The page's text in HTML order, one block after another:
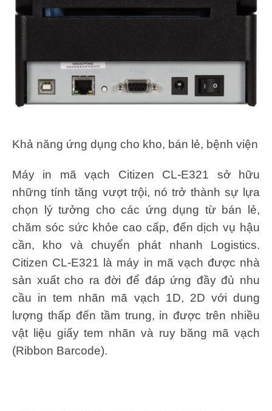
Khả năng ứng dụng cho kho, bán lẻ, bệnh viện
Máy in mã vạch Citizen CL-E321 sở hữu
những tính tăng vượt trội, nó trở thành sự lựa
chọn lý tưởng cho các ứng dụng từ bán lẻ,
chăm sóc sức khỏe cao cấp, đến dịch vụ hậu
cần, kho và chuyển phát nhanh Logistics.
Citizen CL-E321 là máy in mã vạch được nhà
sản xuất cho ra đời để đáp ứng đầy đủ nhu
cầu in tem nhãn mã vạch 1D, 2D với dung
lượng thấp đến tầm trung, in được trên nhiều
vật liệu giấy tem nhãn và ruy băng mã vạch
(Ribbon Barcode).